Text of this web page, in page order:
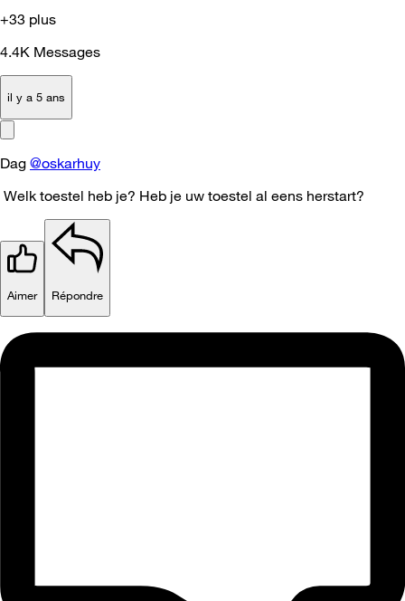
+33 plus
4.4K Messages
il y a 5 ans
Dag @oskarhuy
Welk toestel heb je? Heb je uw toestel al eens herstart?
Aimer Répondre